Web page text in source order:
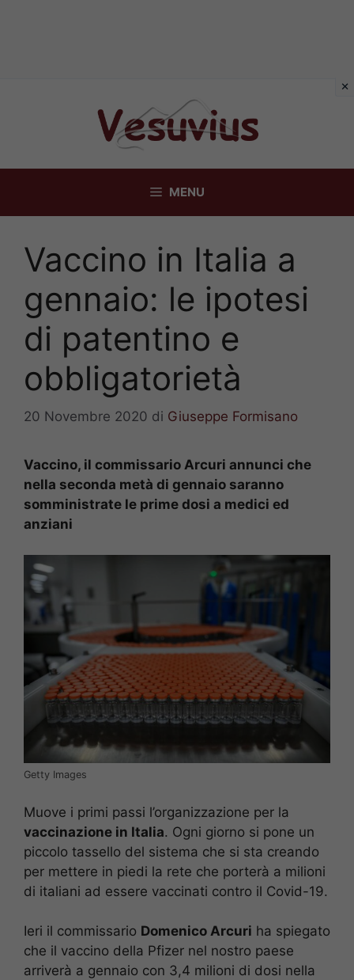
MENU
Vaccino in Italia a
gennaio: le ipotesi
di patentino e
obbligatorietà
20 Novembre 2020 di Giuseppe Formisano
Vaccino, il commissario Arcuri annunci che
nella seconda metà di gennaio saranno
somministrate le prime dosi a medici ed
anziani
Getty Images
Muove i primi passi l’organizzazione per la
vaccinazione in Italia. Ogni giorno si pone un
piccolo tassello del sistema che si sta creando
per mettere in piedi la rete che porterà a milioni
di italiani ad essere vaccinati contro il Covid-19.
Ieri il commissario Domenico Arcuri ha spiegato
che il vaccino della Pfizer nel nostro paese
arriverà a gennaio con 3,4 milioni di dosi nella